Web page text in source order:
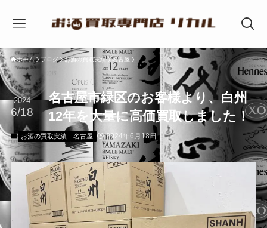
ホーム ブログ お酒の買取実績 名古屋
名古屋市緑区のお客様より、白州
12年を大量に高価買取しました！
2024
6/18
お酒の買取実績 名古屋 2024年6月18日